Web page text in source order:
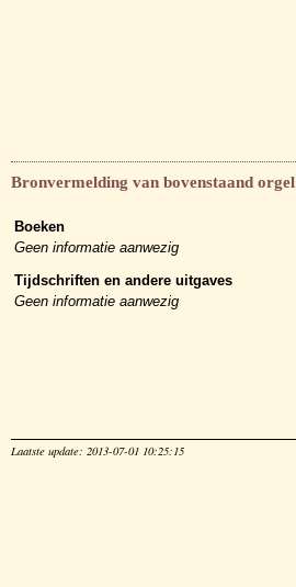
Bronvermelding van bovenstaand orgel
Boeken
Geen informatie aanwezig
Tijdschriften en andere uitgaves
Geen informatie aanwezig
Laatste update: 2013-07-01 10:25:15